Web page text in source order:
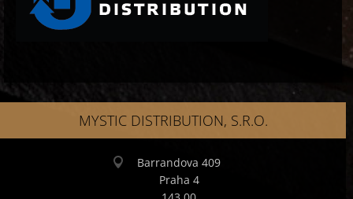
MYSTIC DISTRIBUTION, S.R.O.
Barrandova 409
Praha 4